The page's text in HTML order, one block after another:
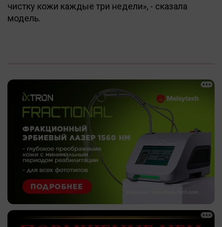
чистку кожи каждые три недели», - сказала
модель.